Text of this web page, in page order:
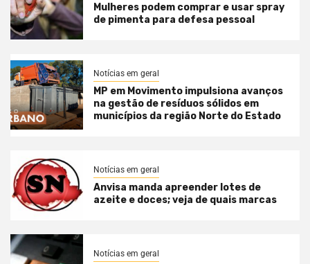
Mulheres podem comprar e usar spray
de pimenta para defesa pessoal
Notícias em geral
MP em Movimento impulsiona avanços
na gestão de resíduos sólidos em
municípios da região Norte do Estado
Notícias em geral
Anvisa manda apreender lotes de
azeite e doces; veja de quais marcas
Notícias em geral